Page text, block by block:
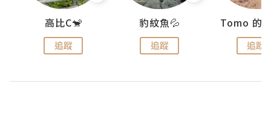
高比C🐒
追蹤
豹紋魚💦
追蹤 追蹤